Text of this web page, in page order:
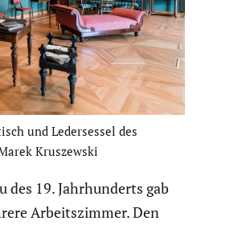
und Leder­sessel des
Kruszewski
des 19. Jahrhun­derts gab
Arbeits­zimmer. Den